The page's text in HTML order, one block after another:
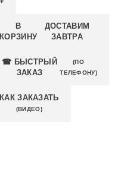
В
КОРЗИНУ
ДОСТАВИМ
ЗАВТРА
☎ БЫСТРЫЙ
ЗАКАЗ
(ПО
ТЕЛЕФОНУ)
КАК ЗАКАЗАТЬ
(ВИДЕО)